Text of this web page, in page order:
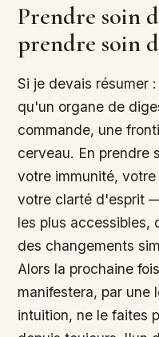
Prendre soin
prendre soin
Si je devais résumer
qu'un organe de
commande, une
cerveau. En prendre
votre immunité,
votre clarté d'esprit
les plus accessibles,
des changements
Alors la prochaine
manifestera, par une
intuition, ne le faites